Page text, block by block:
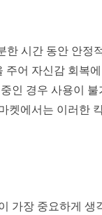
시간 동안 안정
어 자신감 회복
인 경우 사용이
켓에서는 이러한
가장 중요하게 생